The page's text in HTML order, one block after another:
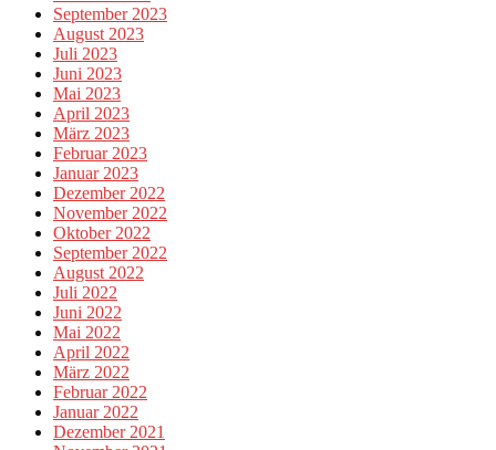
September 2023
August 2023
Juli 2023
Juni 2023
Mai 2023
April 2023
März 2023
Februar 2023
Januar 2023
Dezember 2022
November 2022
Oktober 2022
September 2022
August 2022
Juli 2022
Juni 2022
Mai 2022
April 2022
März 2022
Februar 2022
Januar 2022
Dezember 2021